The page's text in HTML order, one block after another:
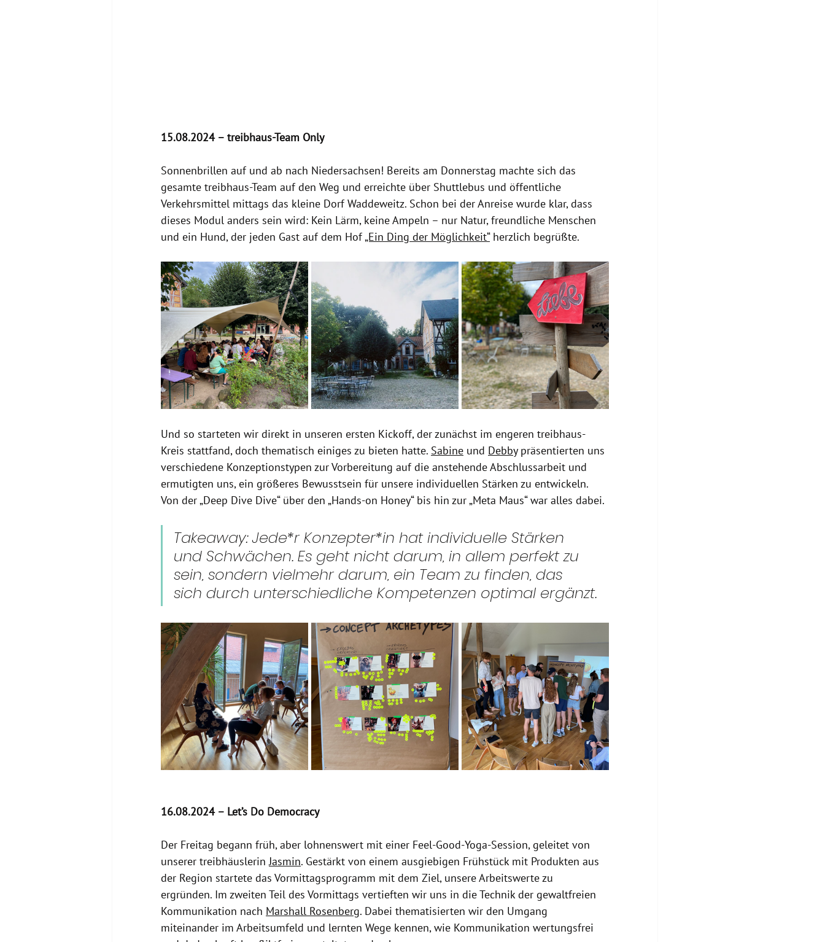
15.08.2024 – treibhaus-Team Only
Sonnenbrillen auf und ab nach Niedersachsen! Bereits am Donnerstag machte sich das
gesamte treibhaus-Team auf den Weg und erreichte über Shuttlebus und öffentliche
Verkehrsmittel mittags das kleine Dorf Waddeweitz. Schon bei der Anreise wurde klar, dass
dieses Modul anders sein wird: Kein Lärm, keine Ampeln – nur Natur, freundliche Menschen
und ein Hund, der jeden Gast auf dem Hof „Ein Ding der Möglichkeit“ herzlich begrüßte.
Und so starteten wir direkt in unseren ersten Kickoff, der zunächst im engeren treibhaus-
Kreis stattfand, doch thematisch einiges zu bieten hatte. Sabine und Debby präsentierten uns
verschiedene Konzeptionstypen zur Vorbereitung auf die anstehende Abschlussarbeit und
ermutigten uns, ein größeres Bewusstsein für unsere individuellen Stärken zu entwickeln.
Von der „Deep Dive Dive“ über den „Hands-on Honey“ bis hin zur „Meta Maus“ war alles dabei.
Takeaway: Jede*r Konzepter*in hat individuelle Stärken
und Schwächen. Es geht nicht darum, in allem perfekt zu
sein, sondern vielmehr darum, ein Team zu finden, das
sich durch unterschiedliche Kompetenzen optimal ergänzt.
16.08.2024 – Let’s Do Democracy
Der Freitag begann früh, aber lohnenswert mit einer Feel-Good-Yoga-Session, geleitet von
unserer treibhäuslerin Jasmin. Gestärkt von einem ausgiebigen Frühstück mit Produkten aus
der Region startete das Vormittagsprogramm mit dem Ziel, unsere Arbeitswerte zu
ergründen. Im zweiten Teil des Vormittags vertieften wir uns in die Technik der gewaltfreien
Kommunikation nach Marshall Rosenberg. Dabei thematisierten wir den Umgang
miteinander im Arbeitsumfeld und lernten Wege kennen, wie Kommunikation wertungsfrei